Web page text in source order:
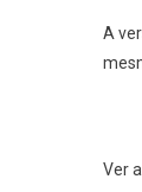
A
Ver